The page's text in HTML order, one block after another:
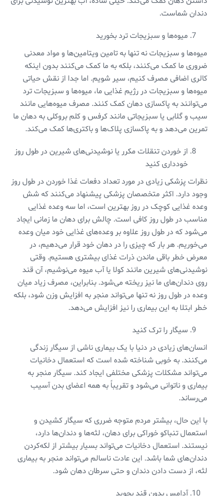
دندان شماست.
میوه‌ها و سبزیجات ترد بخورید
میوه‌ها و سبزیجات نه تنها به تامین ویتامین‌ها و مواد معدنی
ضروری ما کمک می‌کنند، بلکه به ما کمک می‌کنند بدون اینکه
کالری اضافی مصرف کنیم، سیر شویم. اما جدا از نقش حیاتی
میوه‌ها و سبزیجات در رژیم غذایی ما، میوه‌ها و سبزیجات ترد
می‌توانند به پاکسازی دهان کمک کنند. مصرف میوه‌هایی مانند
سیب و گلابی یا سبزیجاتی مانند کرفس و کلم بروکلی به دهان ما
تمرین می‌دهد و به پاکسازی پلاک‌ها و باکتری‌ها کمک می‌کند.
از خوردن تنقلات مکرر یا نوشیدنی‌های شیرین در طول روز
خودداری کنید
نظرات پزشکی زیادی در مورد تعداد دفعات غذا خوردن در طول روز
وجود دارد. اکثر متخصصان پزشکی پیشنهاد می‌کنند که شش
وعده غذایی کوچک در روز بهترین است، اما سه وعده غذایی
مناسب در طول روز کافی است. چالش برای دهان ما زمانی ایجاد
می‌شود که در طول روز علاوه بر وعده‌های غذایی خود میان وعده
می‌خوریم. هر بار که چیزی را در دهان خود قرار می‌دهیم، در
معرض خطر باقی ماندن ذرات غذای بیشتری هستیم. وقتی
نوشیدنی‌های شیرین مانند کولا یا آب میوه می‌نوشیم، آن قند
روی دندان‌های ما نیز ریخته می‌شود. بنابراین، مصرف زیاد میان
وعده در طول روز نه تنها می‌تواند منجر به افزایش وزن شود، بلکه
خطر ابتلا به این بیماری را نیز افزایش می‌دهد.
سیگار را ترک کنید
انسان‌های زیادی در دنیا با یک بیماری ناشی از سیگار زندگی
می‌کنند. به خوبی شناخته شده است که استعمال دخانیات
می‌تواند مشکلات پزشکی مختلفی ایجاد کند. سیگار منجر به
بیماری و ناتوانی می‌شود و تقریباً به همه اعضای بدن آسیب
می‌رساند.
با این حال، بیشتر مردم متوجه ضرری که سیگار کشیدن و
استعمال تنباکو خوراکی برای دهان، لثه‌ها و دندان‌ها دارد،
نیستند. استعمال دخانیات می‌تواند بسیار بیشتر از لکه‌کردن
دندان‌های شما باشد. این عادت ناسالم می‌تواند منجر به بیماری
لثه، از دست دادن دندان و حتی سرطان دهان شود.
آدامس بدون قند بجوید